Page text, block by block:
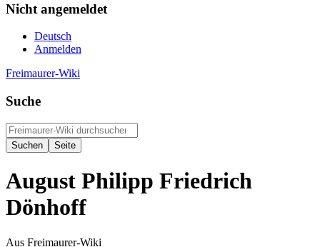
Nicht angemeldet
Deutsch
Anmelden
Freimaurer-Wiki
Suche
August Philipp Friedrich
Dönhoff
Aus Freimaurer-Wiki